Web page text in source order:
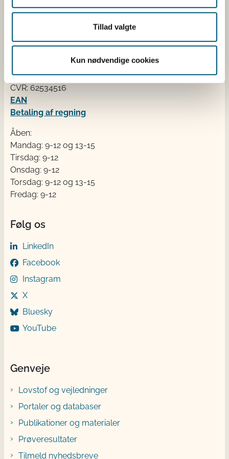
Tillad valgte
Kun nødvendige cookies
Fødevarestyrelsen
Tlf. 72 2​​​7 69 00
CVR: 62534516
EAN
Betaling af regning
Åben:
Mandag: 9-12 og 13-15
Tirsdag: 9-12
Onsdag: 9-12
Torsdag: 9-12 og 13-15
Fredag: 9-12
Følg os
LinkedIn
Facebook
Instagram
X
Bluesky
YouTube
Genveje
Lovstof og vejledninger
Portaler og databaser
Publikationer og materialer
Prøveresultater
Tilmeld nyhedsbreve